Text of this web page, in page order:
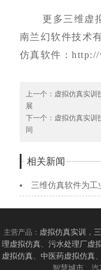
更多三维虚拟
南兰幻软件技术
仿真软件：http://
上一个： 虚拟仿真实训
展
下一个： 虚拟仿真实训
同
相关新闻
三维仿真软件为工
主营产品： 虚拟仿真实训 ，
理虚拟仿真
污水处理厂虚
虚拟仿真
中医药虚拟仿真
智慧城市、汽